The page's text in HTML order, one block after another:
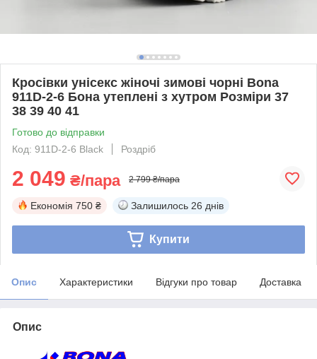
Кросівки унісекс жіночі зимові чорні Bona
911D-2-6 Бона утеплені з хутром Розміри 37
38 39 40 41
Готово до відправки
Код: 911D-2-6 Black
Роздріб
2 049 ₴/пара 2 799 ₴/пара
Економія 750 ₴ Залишилось 26 днів
Купити
Опис Характеристики Відгуки про товар Доставка
Опис